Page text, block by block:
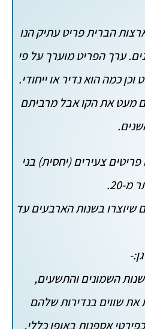
הברית פריט עתיק הנו
בן לפחות 100 שנים. ערך הפריט מוערך על פי
וכן כמה הוא נדיר או ייחודי.
מעט את הקו אבל מרביתם
צעירים (יחסית) בני
שיוצרו בשנות הארבעים עד
השמונים והתשעים,
שווים בנדירות שלהם
אספנות באופן כללי,